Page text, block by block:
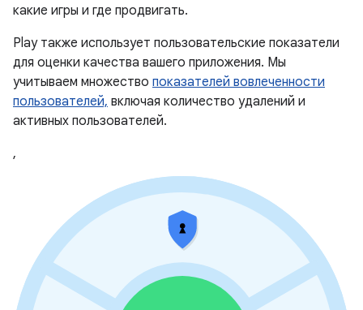
какие игры и где продвигать.
Play также использует пользовательские показатели
для оценки качества вашего приложения. Мы
учитываем множество показателей вовлеченности
пользователей, включая количество удалений и
активных пользователей.
,